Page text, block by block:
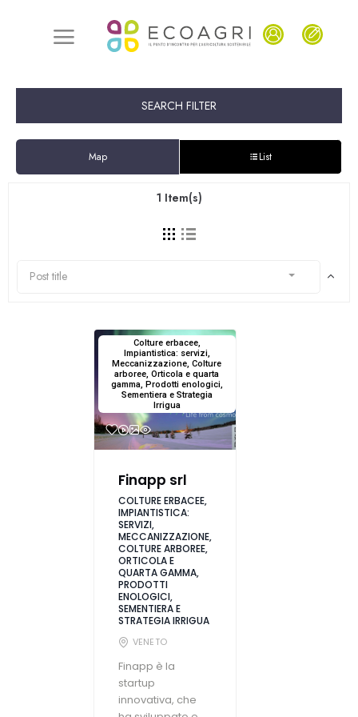
SEARCH FILTER
Map List
1 Item(s)
Post title
Colture erbacee,
Impiantistica: servizi,
Meccanizzazione, Colture
arboree, Orticola e quarta
gamma, Prodotti enologici,
Sementiera e Strategia
Irrigua
Finapp srl
COLTURE ERBACEE,
IMPIANTISTICA:
SERVIZI,
MECCANIZZAZIONE,
COLTURE ARBOREE,
ORTICOLA E
QUARTA GAMMA,
PRODOTTI
ENOLOGICI,
SEMENTIERA E
STRATEGIA IRRIGUA
VENETO
Finapp è la
startup
innovativa, che